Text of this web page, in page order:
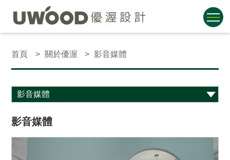
首頁 關於優渥 影音媒體
影音媒體